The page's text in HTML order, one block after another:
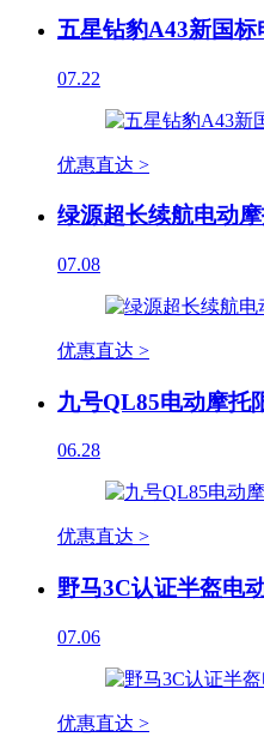
五星钻豹A43新国标
07.22
优惠直达 >
绿源超长续航电动
07.08
优惠直达 >
九号QL85电动摩托
06.28
优惠直达 >
野马3C认证半盔电
07.06
优惠直达 >